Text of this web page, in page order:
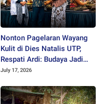
Nonton Pagelaran Wayang
Kulit di Dies Natalis UTP,
Respati Ardi: Budaya Jadi
Benteng Karakter Generasi
July 17, 2026